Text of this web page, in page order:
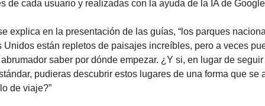
de cada usuario y realizadas con la ayuda de la IA de
explica en la presentación de las guías, “los parques
Unidos están repletos de paisajes increíbles, pero a veces
saber por dónde empezar. ¿Y si, en lugar de seguir
pudieras descubrir estos lugares de una forma que se
de viaje?”